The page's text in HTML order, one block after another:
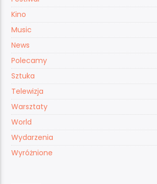
Kino
Music
News
Polecamy
Sztuka
Telewizja
Warsztaty
World
Wydarzenia
Wyróżnione